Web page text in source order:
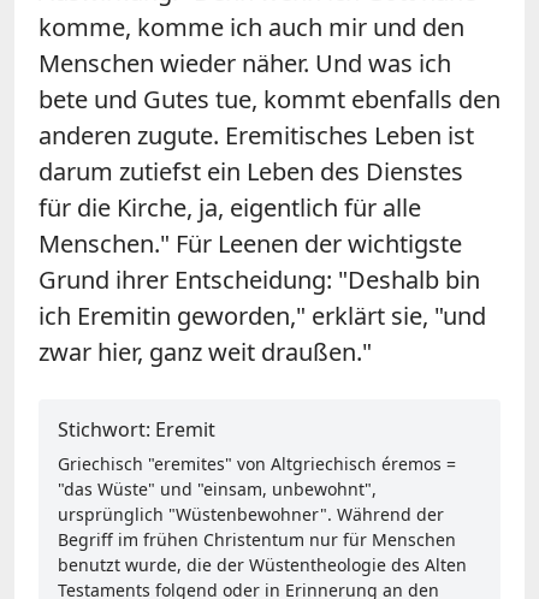
komme, komme ich auch mir und den
Menschen wieder näher. Und was ich
bete und Gutes tue, kommt ebenfalls den
anderen zugute. Eremitisches Leben ist
darum zutiefst ein Leben des Dienstes
für die Kirche, ja, eigentlich für alle
Menschen." Für Leenen der wichtigste
Grund ihrer Entscheidung: "Deshalb bin
ich Eremitin geworden," erklärt sie, "und
zwar hier, ganz weit draußen."
Stichwort: Eremit
Griechisch "eremites" von Altgriechisch éremos =
"das Wüste" und "einsam, unbewohnt",
ursprünglich "Wüstenbewohner". Während der
Begriff im frühen Christentum nur für Menschen
benutzt wurde, die der Wüstentheologie des Alten
Testaments folgend oder in Erinnerung an den